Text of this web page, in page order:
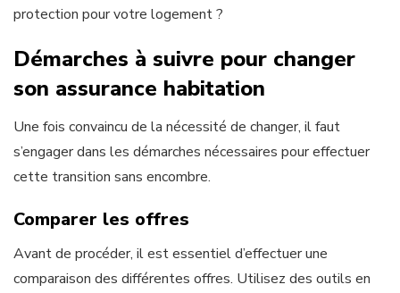
protection pour votre logement ?
Démarches à suivre pour changer
son assurance habitation
Une fois convaincu de la nécessité de changer, il faut
s’engager dans les démarches nécessaires pour effectuer
cette transition sans encombre.
Comparer les offres
Avant de procéder, il est essentiel d’effectuer une
comparaison des différentes offres. Utilisez des outils en